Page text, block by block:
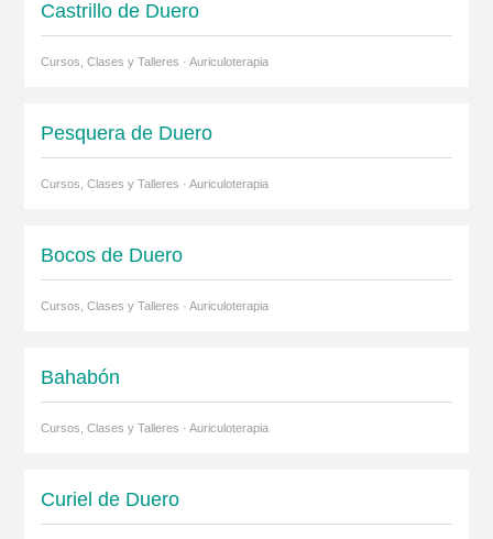
Castrillo de Duero
Cursos, Clases y Talleres · Auriculoterapia
Pesquera de Duero
Cursos, Clases y Talleres · Auriculoterapia
Bocos de Duero
Cursos, Clases y Talleres · Auriculoterapia
Bahabón
Cursos, Clases y Talleres · Auriculoterapia
Curiel de Duero